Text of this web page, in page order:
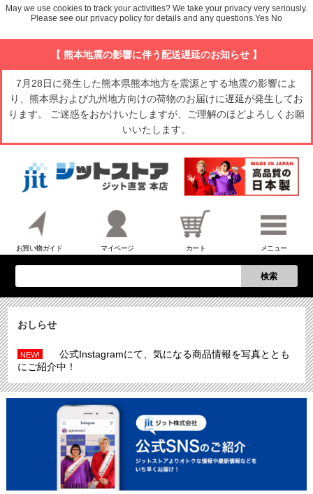
【 熊本地震の影響に伴う配送遅延のお知らせ 】
7月28日に発生した熊本県熊本地方を震源とする地震の影響によ
り、熊本県および九州地方向けの荷物のお届けに遅延が発生してお
ります。 ご迷惑をおかけいたしますが、ご理解のほどよろしくお願
いいたします。
お買い物ガイド マイページ カート メニュー
検索
おしらせ
NEW!
公式Instagramにて、気になる商品情報を写真ととも
にご紹介中！
May we use cookies to track your activities? We take your privacy very seriously.
Please see our privacy policy for details and any questions.Yes No